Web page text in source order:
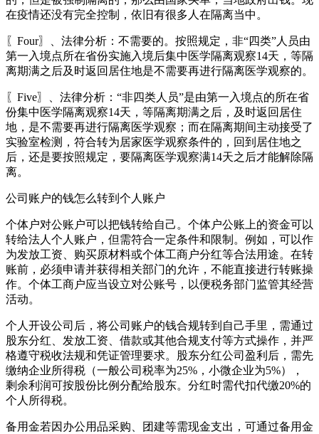
在疫情还没有完全控制，依旧有很多人在隔离当中。
〖Four〗、法律分析：不需要的。按照规定，非“四类”人员由
第一入境点所在省份实施入境后集中医学隔离观察14天，等隔
离期满之后及时返回居住地是不需要再进行隔离医学观察的。
〖Five〗、法律分析：“非四类人员”是由第一入境点的所在省
份集中医学隔离观察14天，等隔离期满之后，及时返回居住
地，是不需要再进行隔离医学观察；而在隔离期间主动接受了
实验室检测，符合转为居家医学观察条件的，回到居住地之
后，还是要按照规定，要隔离医学观察满14天之后才能解除隔
离。
公司账户的钱怎么转到个人账户
个体户对公账户可以把钱转给自己。个体户公账上的资金可以
转给法人个人账户，但需符合一定条件和限制。例如，可以作
为发放工资、购买原材料或个体工商户分红等合法用途。在转
账前，必须申请并获得相关部门的允许，不能直接进行转账操
作。个体工商户应当设立对公账号，以便税务部门监管其经营
活动。
个人开设公司后，将公司账户的钱合规转到自己手里，需通过
股东分红、发放工资、借款或其他合规支付等方式操作，并严
格遵守税收法规和凭证管理要求。股东分红公司盈利后，需先
缴纳企业所得税（一般公司税率为25%，小微企业为5%），
剩余利润可按股份比例分配给股东。分红时需代扣代缴20%的
个人所得税。
备用金若因办公用品采购、团建等需现金支出，可通过备用金